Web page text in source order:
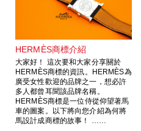
HERMÈS商標介紹
大家好！ 這次要和大家分享關於
HERMÈS商標的資訊。HERMÈS為
廣受女性歡迎的品牌之一，想必許
多人都曾耳聞該品牌名稱。
HERMÈS商標是一位侍從仰望著馬
車的圖案。以下將向您介紹為何將
馬設計成商標的故事！ ……